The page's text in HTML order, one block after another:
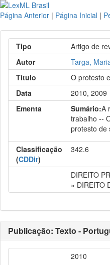
Página Anterior | Página Inicial |
Tipo
Artigo de
Autor
Targa,
Título
O protesto
Data
2010, 2009
Ementa
Sumário:A
trabalho --
protesto de
Classificação
(CDDir)
342.6
DIREITO
» DIREITO
Publicação: Texto -
2010